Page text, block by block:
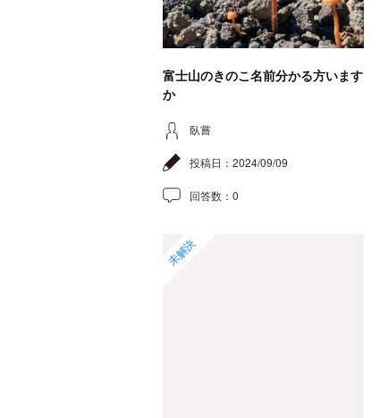
富士山のきのこ名前分かる方います
か
臥嘗
投稿日： 2024/09/09
回答数： 0
未解決